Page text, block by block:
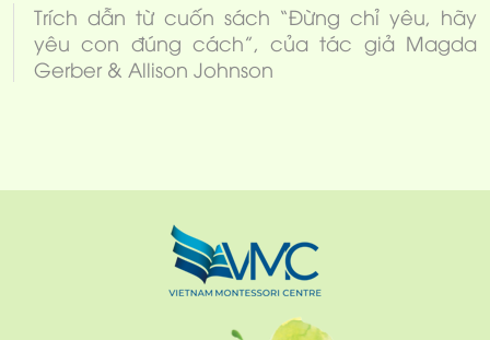
Trích dẫn từ cuốn sách “Đừng chỉ yêu, hãy
yêu con đúng cách”, của tác giả Magda
Gerber & Allison Johnson